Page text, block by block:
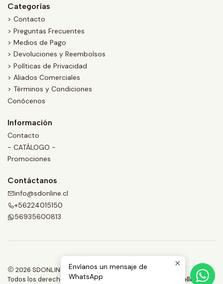
Categorías
> Contacto
> Preguntas Frecuentes
> Medios de Pago
> Devoluciones y Reembolsos
> Políticas de Privacidad
> Aliados Comerciales
> Términos y Condiciones
Conócenos
Información
Contacto
- CATÁLOGO -
Promociones
Contáctanos
info@sdonline.cl
+56224015150
56935600813
2026 SDONLINE.
Todos los derechos reservados.
Desarrollado por Jumpseller.
Envíanos un mensaje de
WhatsApp